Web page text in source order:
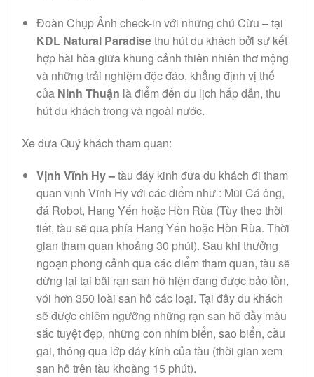
Đoàn Chụp Ảnh check-in với những chú Cừu – tại
KDL Natural Paradisethu hút du khách bởi sự kết
hợp hài hòa giữa khung cảnh thiên nhiên thơ mộng
và những trải nghiệm độc đáo, khẳng định vị thế
của Ninh Thuận là điểm đến du lịch hấp dẫn, thu
hút du khách trong và ngoài nước.
Xe đưa Quý khách tham quan:
Vịnh Vĩnh Hy –tàu đáy kinh đưa du khách đi tham
quan vịnh Vĩnh Hy với các điểm như : Mũi Cá ông,
đá Robot, Hang Yến hoặc Hòn Rùa (Tùy theo thời
tiết, tàu sẽ qua phía Hang Yến hoặc Hòn Rùa. Thời
gian tham quan khoảng 30 phút). Sau khi thưởng
ngoạn phong cảnh qua các điểm tham quan, tàu sẽ
dừng lại tại bãi rạn san hô hiện đang được bảo tồn,
với hơn 350 loài san hô các loại. Tại đây du khách
sẽ được chiêm ngưỡng những rạn san hô đầy màu
sắc tuyệt đẹp, những con nhím biển, sao biển, cầu
gai, thông qua lớp đáy kính của tàu (thời gian xem
san hô trên tàu khoảng 15 phút).